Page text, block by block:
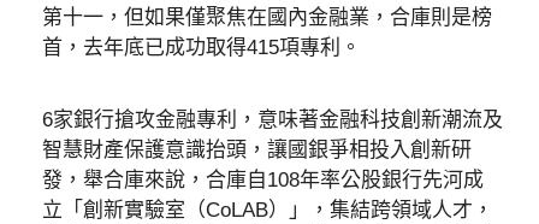
第十一，但如果僅聚焦在國內金融業，合庫則是榜
首，去年底已成功取得415項專利。
6家銀行搶攻金融專利，意味著金融科技創新潮流及
智慧財產保護意識抬頭，讓國銀爭相投入創新研
發，舉合庫來說，合庫自108年率公股銀行先河成
立「創新實驗室（CoLAB）」，集結跨領域人才，